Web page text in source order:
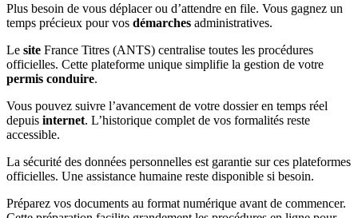
Plus besoin de vous déplacer ou d’attendre en file. Vous gagnez un
temps précieux pour vos démarches administratives.
Le site France Titres (ANTS) centralise toutes les procédures
officielles. Cette plateforme unique simplifie la gestion de votre
permis conduire.
Vous pouvez suivre l’avancement de votre dossier en temps réel
depuis internet. L’historique complet de vos formalités reste
accessible.
La sécurité des données personnelles est garantie sur ces plateformes
officielles. Une assistance humaine reste disponible si besoin.
Préparez vos documents au format numérique avant de commencer.